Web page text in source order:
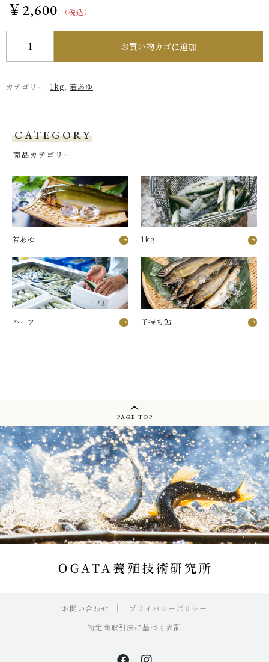
￥2,600 （税込）
お買い物カゴに追加
カテゴリー: 1kg 若あゆ
CATEGORY
商品カテゴリー
若あゆ 1kg
ハーフ 子持ち鮎
PAGE TOP
お問い合わせ
プライバシーポリシー
特定商取引法に基づく表記